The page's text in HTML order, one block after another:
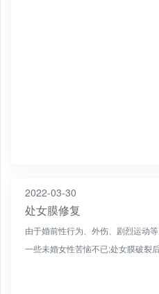
2022-03-30
处女膜修复
由于婚前性行为、外伤、剧烈运动
一些未婚女性苦恼不已;处女膜破裂